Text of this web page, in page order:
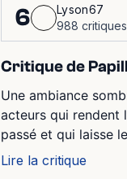
6
Lyson67
988 critiques
Critique de
Une ambiance
acteurs qui rendent
passé et qui laisse
Lire la critique